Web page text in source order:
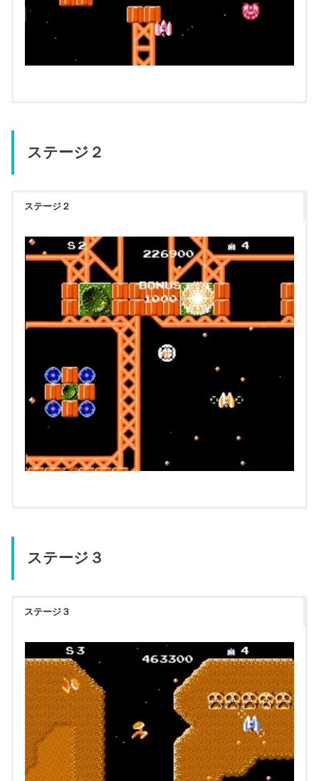
ステージ２
ステージ２
ステージ３
ステージ３